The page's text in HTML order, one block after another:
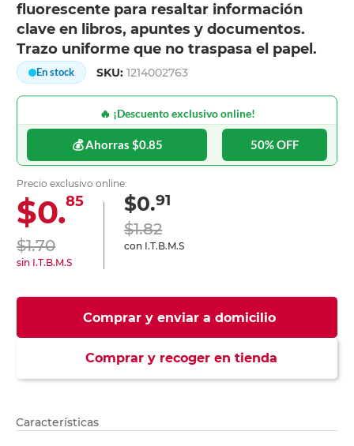
fluorescente para resaltar información
clave en libros, apuntes y documentos.
Trazo uniforme que no traspasa el papel.
En stock SKU:1214002763
🔥 ¡Descuento exclusivo online!
💰 Ahorras $0.85 50% OFF
Precio exclusivo online:
$0.85
$1.70
sin I.T.B.M.S
$0.91
$1.82
con I.T.B.M.S
Comprar y enviar a domicilio
Comprar y recoger en tienda
Características